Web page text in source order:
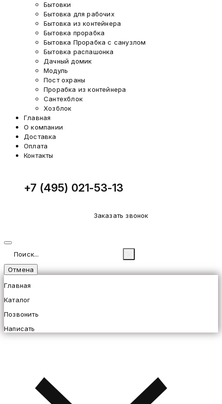
Бытовки
Бытовка для рабочих
Бытовка из контейнера
Бытовка прорабка
Бытовка Прорабка с санузлом
Бытовка распашонка
Дачный домик
Модуль
Пост охраны
Прорабка из контейнера
Сантехблок
Хозблок
Главная
О компании
Доставка
Оплата
Контакты
+7 (495) 021-53-13
Заказать звонок
Отмена
Главная
Каталог
Позвонить
Написать